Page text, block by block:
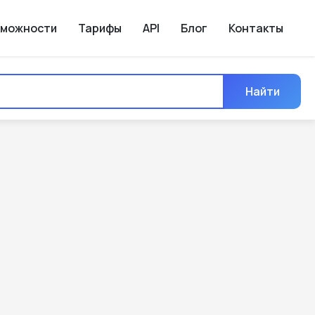
Тарифы API Блог Контакты
Найти